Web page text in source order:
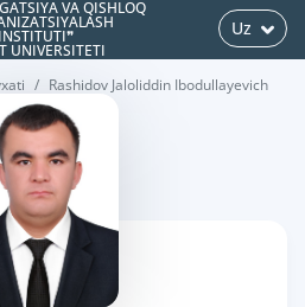
VA QISHLOQ
UNIVERSITETI
Uz
Rashidov Jaloliddin Ibodullayevich